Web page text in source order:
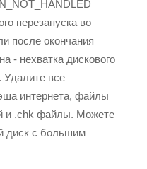
перезапуска во
после окончания
- нехватка дискового
Удалите все
интернета, файлы
и .chk файлы. Можете
диск с большим